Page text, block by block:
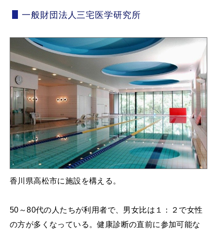
一般財団法人三宅医学研究所
香川県高松市に施設を構える。
50～80代の人たちが利用者で、男女比は１：２で女性
の方が多くなっている。健康診断の直前に参加可能な